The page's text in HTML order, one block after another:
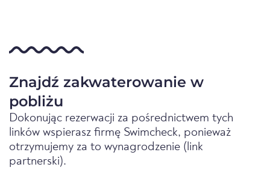
Znajdź zakwaterowanie w
pobliżu
Dokonując rezerwacji za pośrednictwem tych
linków wspierasz firmę Swimcheck, ponieważ
otrzymujemy za to wynagrodzenie (link
partnerski).